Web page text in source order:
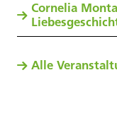
Cornelia
Alle